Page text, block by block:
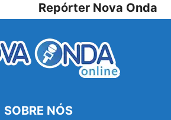
Repórter Nova Onda
SOBRE NÓS